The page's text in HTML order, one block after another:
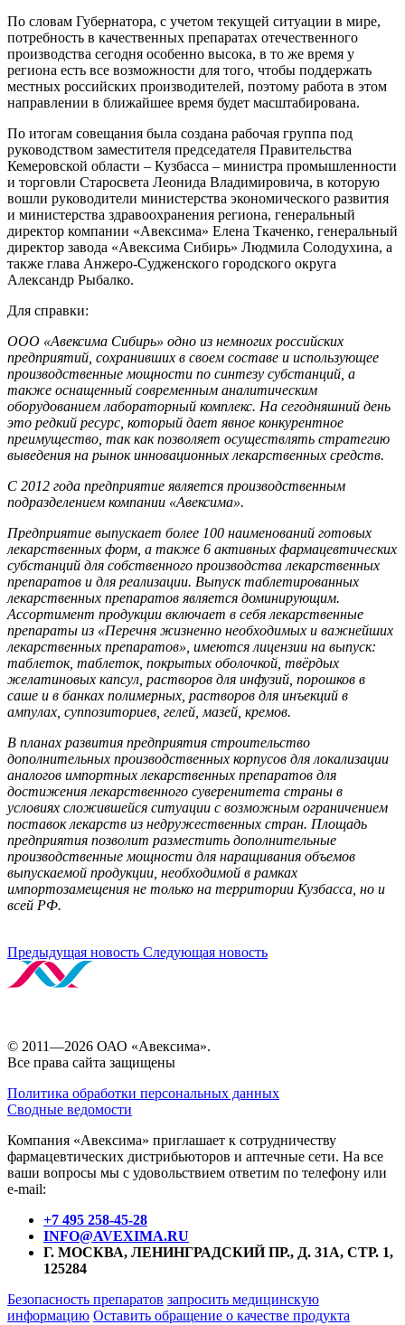
По словам Губернатора, с учетом текущей ситуации в мире,
потребность в качественных препаратах отечественного
производства сегодня особенно высока, в то же время у
региона есть все возможности для того, чтобы поддержать
местных российских производителей, поэтому работа в этом
направлении в ближайшее время будет масштабирована.
По итогам совещания была создана рабочая группа под
руководством заместителя председателя Правительства
Кемеровской области – Кузбасса – министра промышленности
и торговли Старосвета Леонида Владимировича, в которую
вошли руководители министерства экономического развития
и министерства здравоохранения региона, генеральный
директор компании «Авексима» Елена Ткаченко, генеральный
директор завода «Авексима Сибирь» Людмила Солодухина, а
также глава Анжеро-Судженского городского округа
Александр Рыбалко.
Для справки:
ООО «Авексима Сибирь» одно из немногих российских
предприятий, сохранивших в своем составе и использующее
производственные мощности по синтезу субстанций, а
также оснащенный современным аналитическим
оборудованием лабораторный комплекс. На сегодняшний день
это редкий ресурс, который дает явное конкурентное
преимущество, так как позволяет осуществлять стратегию
выведения на рынок инновационных лекарственных средств.
С 2012 года предприятие является производственным
подразделением компании «Авексима».
Предприятие выпускает более 100 наименований готовых
лекарственных форм, а также 6 активных фармацевтических
субстанций для собственного производства лекарственных
препаратов и для реализации. Выпуск таблетированных
лекарственных препаратов является доминирующим.
Ассортимент продукции включает в себя лекарственные
препараты из «Перечня жизненно необходимых и важнейших
лекарственных препаратов», имеются лицензии на выпуск:
таблеток, таблеток, покрытых оболочкой, твёрдых
желатиновых капсул, растворов для инфузий, порошков в
саше и в банках полимерных, растворов для инъекций в
ампулах, суппозиториев, гелей, мазей, кремов.
В планах развития предприятия строительство
дополнительных производственных корпусов для локализации
аналогов импортных лекарственных препаратов для
достижения лекарственного суверенитета страны в
условиях сложившейся ситуации с возможным ограничением
поставок лекарств из недружественных стран. Площадь
предприятия позволит разместить дополнительные
производственные мощности для наращивания объемов
выпускаемой продукции, необходимой в рамках
импортозамещения не только на территории Кузбасса, но и
всей РФ.
Предыдущая новость Следующая новость
© 2011—2026 ОАО «Авексима».
Все права сайта защищены
Политика обработки персональных данных
Сводные ведомости
Компания «Авексима» приглашает к сотрудничеству
фармацевтических дистрибьюторов и аптечные сети. На все
ваши вопросы мы с удовольствием ответим по телефону или
e-mail:
+7 495 258-45-28
INFO@AVEXIMA.RU
Г. МОСКВА, ЛЕНИНГРАДСКИЙ ПР., Д. 31А, СТР. 1,
125284
Безопасность препаратов запросить медицинскую
информацию Оставить обращение о качестве продукта